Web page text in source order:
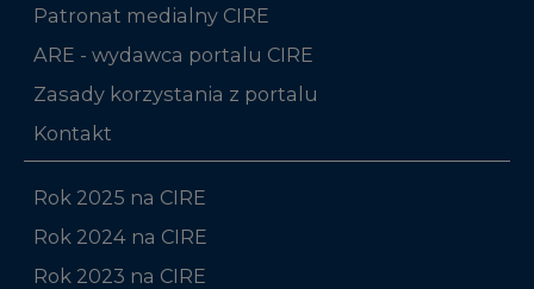
Patronat medialny CIRE
ARE - wydawca portalu CIRE
Zasady korzystania z portalu
Kontakt
Rok 2025 na CIRE
Rok 2024 na CIRE
Rok 2023 na CIRE